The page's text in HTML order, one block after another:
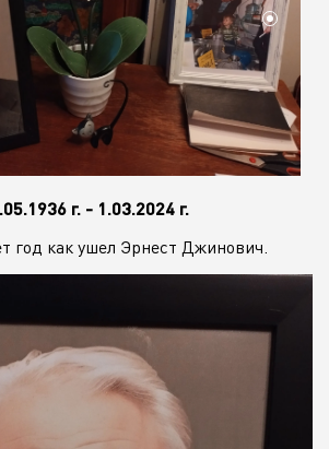
г. - 1.03.2024 г.
год как ушел Эрнест Джинович.